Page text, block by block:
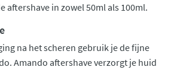
aftershave in zowel 50ml als 100ml.
na het scheren gebruik je de fijne
Amando aftershave verzorgt je huid